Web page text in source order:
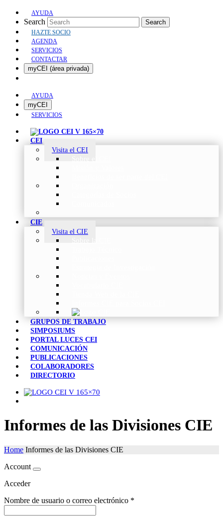
AYUDA
Search Search
HAZTE SOCIO
AGENDA
SERVICIOS
CONTACTAR
myCEI (área privada)
AYUDA
myCEI
SERVICIOS
CEI
Visita el CEI
CIE
Visita el CIE
GRUPOS DE TRABAJO
SIMPOSIUMS
PORTAL LUCES CEI
COMUNICACIÓN
PUBLICACIONES
COLABORADORES
DIRECTORIO
Informes de las Divisiones CIE
Home Informes de las Divisiones CIE
Account
Acceder
Nombre de usuario o correo electrónico *